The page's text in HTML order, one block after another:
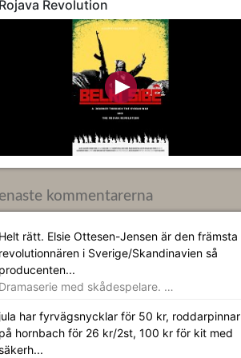
Revolution
kommentarerna
rätt. Elsie Ottesen-Jensen är den främsta
i Sverige/Skandinavien så
med skådespelare. …
har fyrvägsnycklar för 50 kr, roddarpinnar
hornbach för 26 kr/2st, 100 kr för kit med